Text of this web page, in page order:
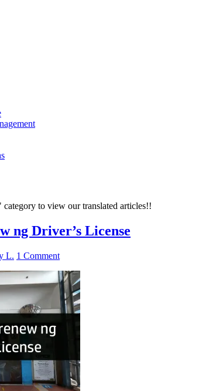
to view our translated articles!!
ng Driver’s License
L. 1 Comment